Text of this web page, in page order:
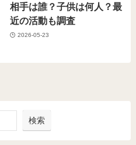
相手は誰？子供は何人？最
近の活動も調査
2026-05-23
検索